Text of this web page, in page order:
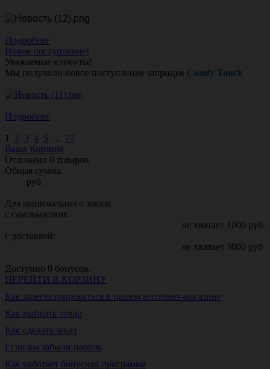
Подробнее
Новое поступление!
Уважаемые клиенты!
Мы получили новое поступление шприцев Comfy Touch
Подробнее
1 2 3 4 5 ... 77
Ваша Корзина
Отложено 0 товаров
Общая сумма:
руб.
Для минимального заказа
с самовывозом:
не хватает 1000 руб.
с доставкой:
не хватает 3000 руб.
Доступно 0 бонусов.
ПЕРЕЙТИ В КОРЗИНУ
Как зарегистрироваться в нашем интернет-магазине
Как выбрать товар
Как сделать заказ
Если вы забыли пароль
Как работает бонусная программа